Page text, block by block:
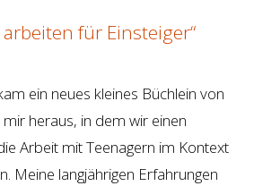
für Einsteiger“
ein neues kleines Büchlein von
heraus, in dem wir einen
Arbeit mit Teenagern im Kontext
Meine langjährigen Erfahrungen